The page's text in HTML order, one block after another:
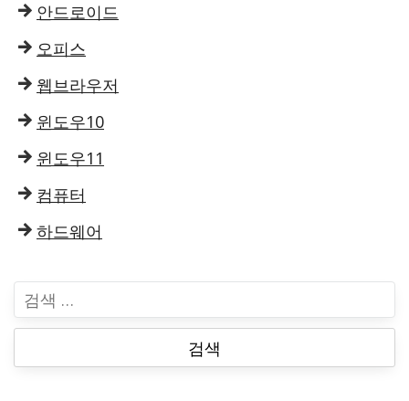
안드로이드
오피스
웹브라우저
윈도우10
윈도우11
컴퓨터
하드웨어
검
색